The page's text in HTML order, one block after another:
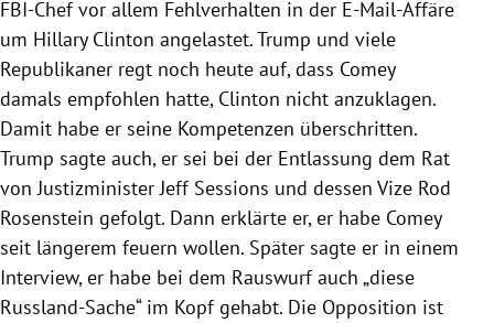
FBI-Chef vor allem Fehlverhalten in der E-Mail-Affäre
um Hillary Clinton angelastet.Trump und viele
Republikaner regt noch heute auf, dass Comey
damals empfohlen hatte, Clinton nicht anzuklagen.
Damit habe er seine Kompetenzen überschritten.
Trump sagte auch, er sei bei der Entlassung dem Rat
von JustizministerJeff Sessions und dessen Vize Rod
Rosenstein gefolgt. Dann erklärte er, er habe Comey
seit längerem feuern wollen. Später sagte er in einem
Interview, er habe bei dem Rauswurf auch „diese
Russland-Sache“ im Kopf gehabt. Die Opposition ist